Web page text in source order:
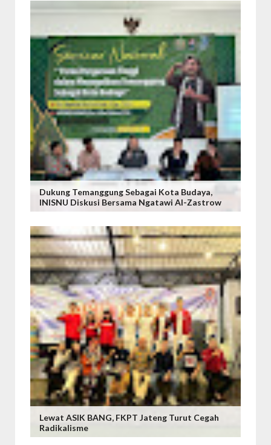
Dukung Temanggung Sebagai Kota Budaya,
INISNU Diskusi Bersama Ngatawi Al-Zastrow
Lewat ASIK BANG, FKPT Jateng Turut Cegah
Radikalisme